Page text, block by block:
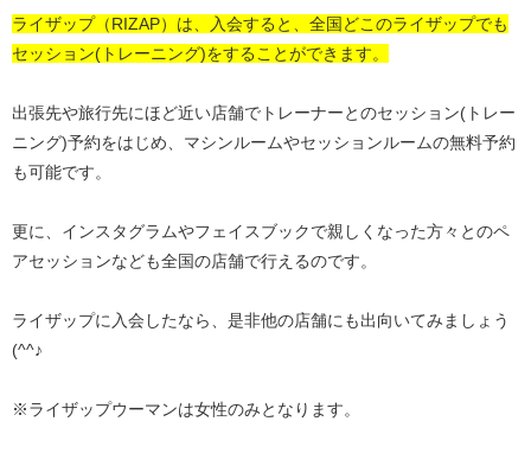
ライザップ（RIZAP）は、入会すると、全国どこのライザップでも
セッション(トレーニング)をすることができます。
出張先や旅行先にほど近い店舗でトレーナーとのセッション(トレー
ニング)予約をはじめ、マシンルームやセッションルームの無料予約
も可能です。
更に、インスタグラムやフェイスブックで親しくなった方々とのペ
アセッションなども全国の店舗で行えるのです。
ライザップに入会したなら、是非他の店舗にも出向いてみましょう
(^^♪
※ライザップウーマンは女性のみとなります。